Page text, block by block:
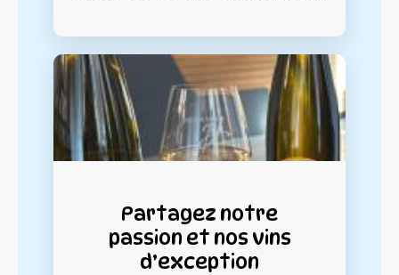
Partagez notre
passion et nos vins
d’exception